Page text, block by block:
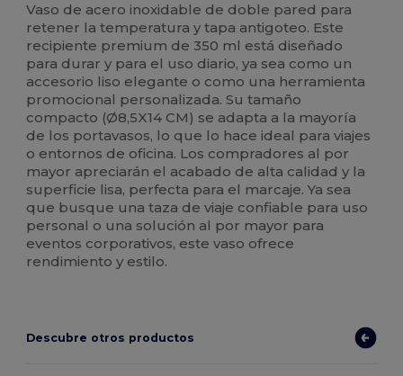
Vaso de acero inoxidable de doble pared para
retener la temperatura y tapa antigoteo. Este
recipiente premium de 350 ml está diseñado
para durar y para el uso diario, ya sea como un
accesorio liso elegante o como una herramienta
promocional personalizada. Su tamaño
compacto (Ø8,5X14 CM) se adapta a la mayoría
de los portavasos, lo que lo hace ideal para viajes
o entornos de oficina. Los compradores al por
mayor apreciarán el acabado de alta calidad y la
superficie lisa, perfecta para el marcaje. Ya sea
que busque una taza de viaje confiable para uso
personal o una solución al por mayor para
eventos corporativos, este vaso ofrece
rendimiento y estilo.
Descubre otros productos